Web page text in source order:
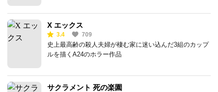
X エックス
3.4 709
史上最高齢の殺人夫婦が棲む家に迷い込んだ3組のカップ
ルを描くA24のホラー作品
サクラメント 死の楽園